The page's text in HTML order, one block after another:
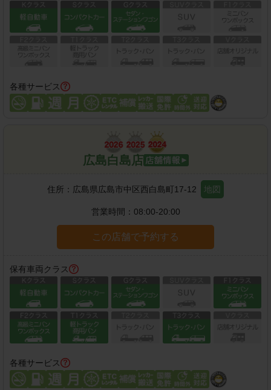
各種サービス
広島白島店
住所： 広島県広島市中区西白島町17-12 地図
営業時間： 08:00-20:00
この店舗で予約する
保有車両クラス
各種サービス